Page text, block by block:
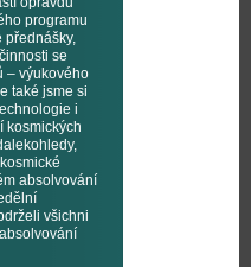
programu
přednášky,
se
– výukového
také jsme si
i
kosmických
absolvování
všichni